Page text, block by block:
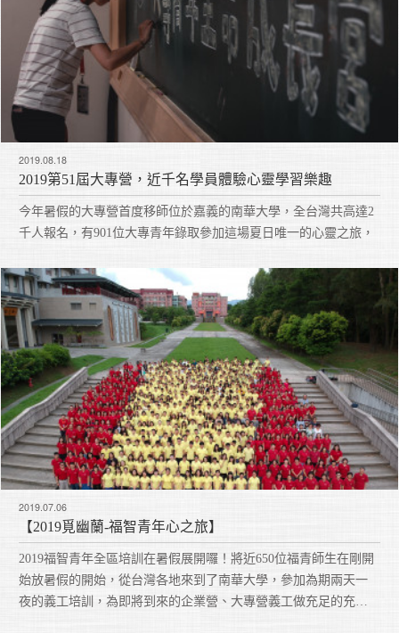
2019.08.18
2019第51屆大專營，近千名學員體驗心靈學習樂趣
今年暑假的大專營首度移師位於嘉義的南華大學，全台灣共高達2
千人報名，有901位大專青年錄取參加這場夏日唯一的心靈之旅，
2019.07.06
【2019覓幽蘭-福智青年心之旅】
2019福智青年全區培訓在暑假展開囉！將近650位福青師生在剛開
始放暑假的開始，從台灣各地來到了南華大學，參加為期兩天一
夜的義工培訓，為即將到來的企業營、大專營義工做充足的充電